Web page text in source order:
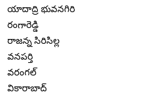
యాదాద్రి భువనగిరి
రంగారెడ్డి
రాజన్న సిరిసిల్ల
వనపర్తి
వరంగల్
వికారాబాద్